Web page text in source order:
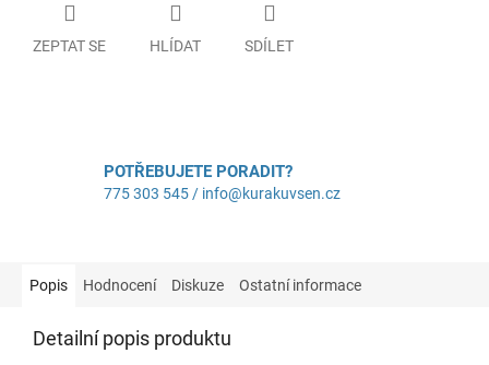
ZEPTAT SE HLÍDAT SDÍLET
POTŘEBUJETE PORADIT?
775 303 545 / info@kurakuvsen.cz
Popis Hodnocení Diskuze Ostatní informace
Detailní popis produktu